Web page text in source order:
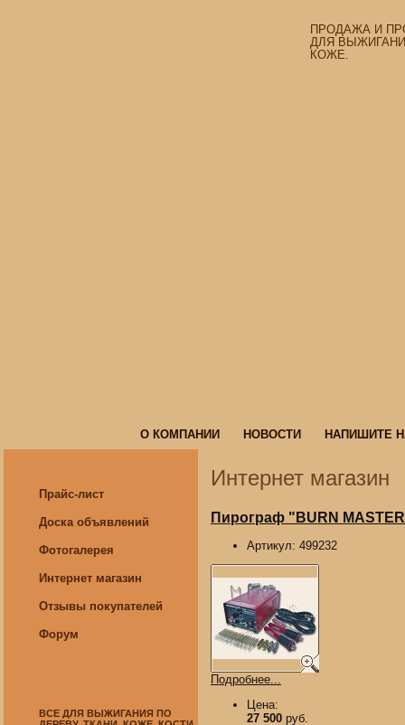
ПРОДАЖА И
ДЛЯ
КОЖЕ.
О КОМПАНИИ
НОВОСТИ
НАПИШИТЕ
Прайс-лист
Доска объявлений
Фотогалерея
Интернет магазин
Отзывы покупателей
Форум
ВСЕ ДЛЯ ВЫЖИГАНИЯ ПО
Интернет магазин
Пирограф "BURN
Артикул: 499232
Подробнее...
Цена:
27 500 руб.